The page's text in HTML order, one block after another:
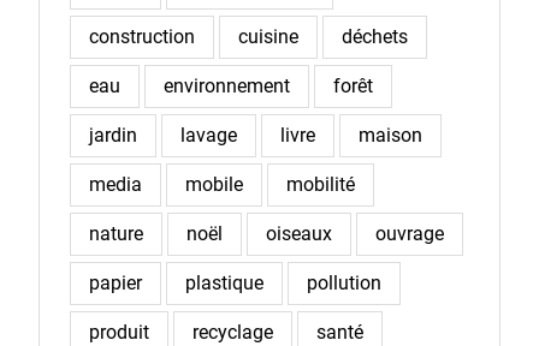
construction cuisine déchets
eau environnement forêt
jardin lavage livre maison
media mobile mobilité
nature noël oiseaux ouvrage
papier plastique pollution
produit recyclage santé